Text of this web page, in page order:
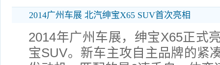
2014广州车展 北汽绅宝X65 SUV首次亮相
2014年广州车展，绅宝X65正式
宝SUV。新车主攻自主品牌的紧